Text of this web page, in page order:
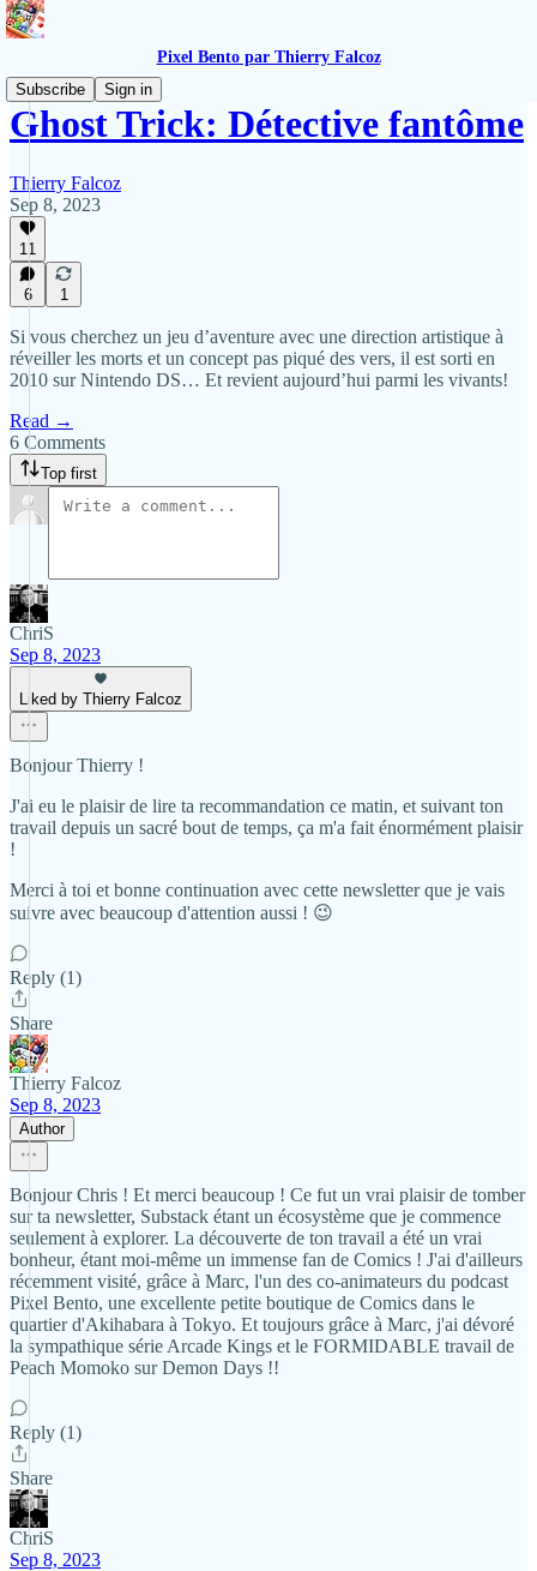
Pixel Bento par Thierry Falcoz
Subscribe
Sign in
Ghost Trick: Détective fantôme
Thierry Falcoz
Sep 8, 2023
11
6 1
Si vous cherchez un jeu d’aventure avec une direction artistique à
réveiller les morts et un concept pas piqué des vers, il est sorti en
2010 sur Nintendo DS… Et revient aujourd’hui parmi les vivants!
Read →
6 Comments
Top first
ChriS
Sep 8, 2023
Liked by Thierry Falcoz
Bonjour Thierry !
J'ai eu le plaisir de lire ta recommandation ce matin, et suivant ton
travail depuis un sacré bout de temps, ça m'a fait énormément plaisir
!
Merci à toi et bonne continuation avec cette newsletter que je vais
suivre avec beaucoup d'attention aussi ! 😉
Reply (1)
Share
Thierry Falcoz
Sep 8, 2023
Author
Bonjour Chris ! Et merci beaucoup ! Ce fut un vrai plaisir de tomber
sur ta newsletter, Substack étant un écosystème que je commence
seulement à explorer. La découverte de ton travail a été un vrai
bonheur, étant moi-même un immense fan de Comics ! J'ai d'ailleurs
récemment visité, grâce à Marc, l'un des co-animateurs du podcast
Pixel Bento, une excellente petite boutique de Comics dans le
quartier d'Akihabara à Tokyo. Et toujours grâce à Marc, j'ai dévoré
la sympathique série Arcade Kings et le FORMIDABLE travail de
Peach Momoko sur Demon Days !!
Reply (1)
Share
ChriS
Sep 8, 2023